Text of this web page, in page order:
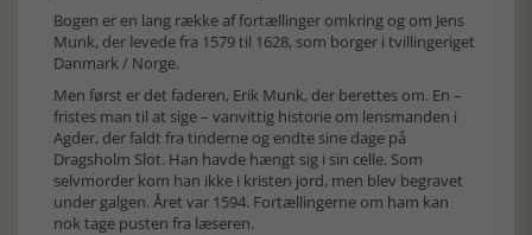
Bogen er en lang række af fortællinger omkring og om Jens
Munk, der levede fra 1579 til 1628, som borger i tvillingeriget
Danmark / Norge.
Men først er det faderen, Erik Munk, der berettes om. En –
fristes man til at sige – vanvittig historie om lensmanden i
Agder, der faldt fra tinderne og endte sine dage på
Dragsholm Slot. Han havde hængt sig i sin celle. Som
selvmorder kom han ikke i kristen jord, men blev begravet
under galgen. Året var 1594. Fortællingerne om ham kan
nok tage pusten fra læseren.